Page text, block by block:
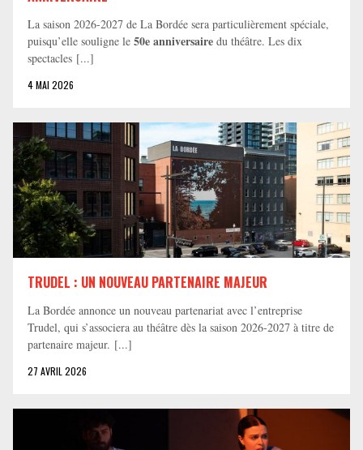
La saison 2026-2027 de La Bordée sera particulièrement spéciale,
puisqu’elle souligne le 50e anniversaire du théâtre. Les dix
spectacles [...]
4 MAI 2026
TRUDEL : UN NOUVEAU PARTENAIRE MAJEUR
La Bordée annonce un nouveau partenariat avec l’entreprise
Trudel, qui s’associera au théâtre dès la saison 2026-2027 à titre de
partenaire majeur. [...]
27 AVRIL 2026